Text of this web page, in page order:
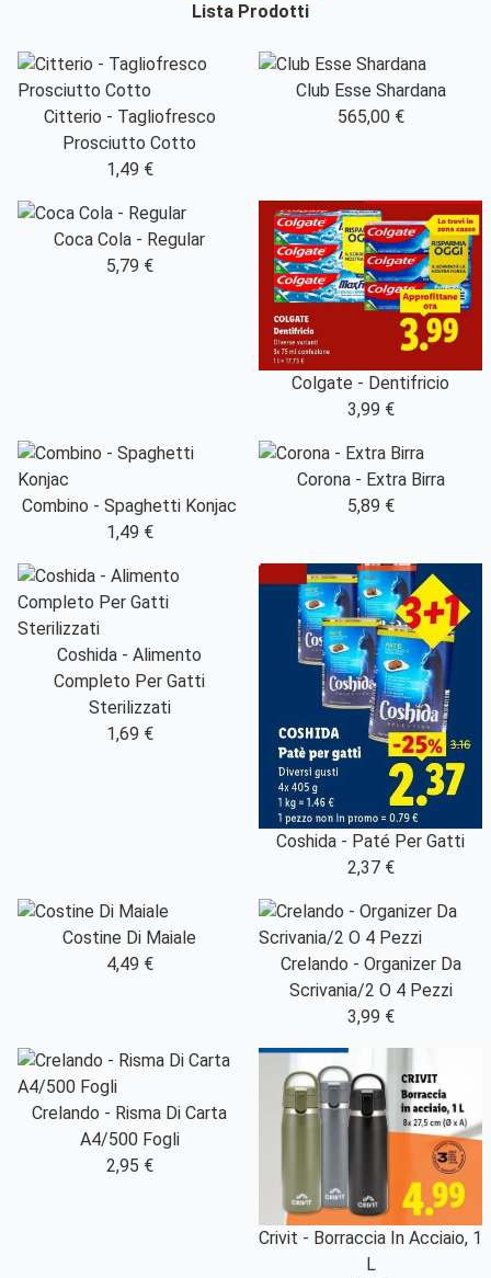
Lista Prodotti
Citterio - Tagliofresco
Prosciutto Cotto
1,49 €
Club Esse Shardana
565,00 €
Coca Cola - Regular
5,79 €
Colgate - Dentifricio
3,99 €
Combino - Spaghetti Konjac
1,49 €
Corona - Extra Birra
5,89 €
Coshida - Alimento
Completo Per Gatti
Sterilizzati
1,69 €
Coshida - Paté Per Gatti
2,37 €
Costine Di Maiale
4,49 €
Crelando - Organizer Da
Scrivania/2 O 4 Pezzi
3,99 €
Crelando - Risma Di Carta
A4/500 Fogli
2,95 €
Crivit - Borraccia In Acciaio, 1
L